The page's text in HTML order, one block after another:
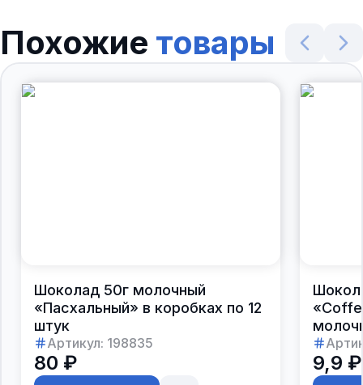
Похожие товары
Шоколад 50г молочный
«Пасхальный» в коробках по 12
штук
Артикул: 198835
80 ₽ 9,9 ₽